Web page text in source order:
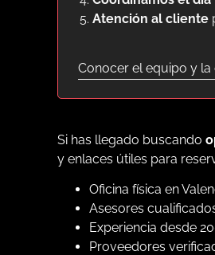
Atención al cliente
Conocer el equipo y la
Si has llegado buscando
y enlaces útiles para
Oficina física en
Asesores
Experiencia desde
Proveedores